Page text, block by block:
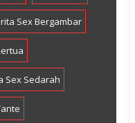
Sex Bergambar
Sex Sedarah